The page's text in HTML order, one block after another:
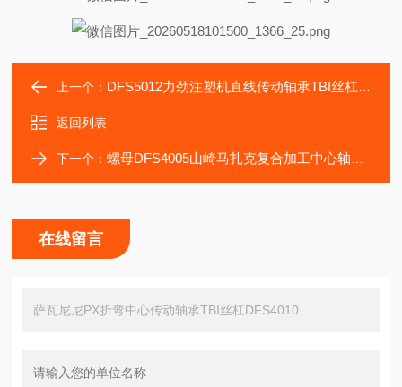
上一个： DFS5012力劲注塑机直线传动轴承TBI丝杠DFS5005螺母
返回列表
下一个：螺母DFS4005山崎马扎克复合加工中心轴承TBI丝杠DFS3220
在线留言